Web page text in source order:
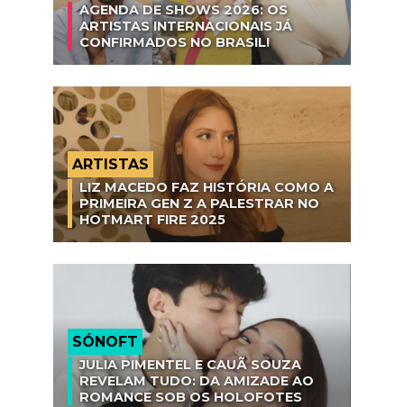
AGENDA DE SHOWS 2026: OS
ARTISTAS INTERNACIONAIS JÁ
CONFIRMADOS NO BRASIL!
ARTISTAS
LIZ MACEDO FAZ HISTÓRIA COMO A
PRIMEIRA GEN Z A PALESTRAR NO
HOTMART FIRE 2025
SÓNOFT
JULIA PIMENTEL E CAUÃ SOUZA
REVELAM TUDO: DA AMIZADE AO
ROMANCE SOB OS HOLOFOTES